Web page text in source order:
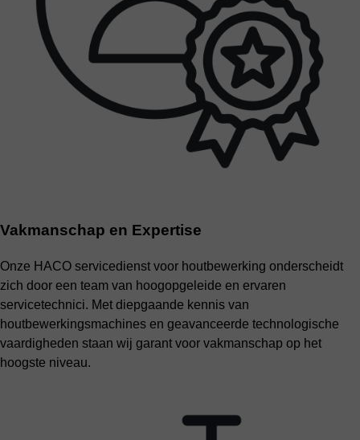
Vakmanschap en Expertise
Onze HACO servicedienst voor houtbewerking onderscheidt
zich door een team van hoogopgeleide en ervaren
servicetechnici. Met diepgaande kennis van
houtbewerkingsmachines en geavanceerde technologische
vaardigheden staan wij garant voor vakmanschap op het
hoogste niveau.